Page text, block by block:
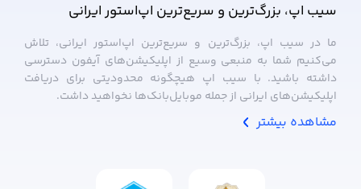
سیب ‌اپ، بزرگ‌ترین و سریع‌ترین اپ‌استور ایرانی
ما در سیب ‌اپ، بزرگ‌ترین و سریع‌ترین اپ‌استور ایرانی، تلاش
می‌کنیم شما به منبعی وسیع از اپلیکیشن‌های آیفون دسترسی
داشته باشید. با سیب ‌اپ هیچگونه محدودیتی برای دریافت
اپلیکیشن‌های ایرانی از جمله موبایل‌بانک‌ها نخواهید داشت.
مشاهده بیشتر